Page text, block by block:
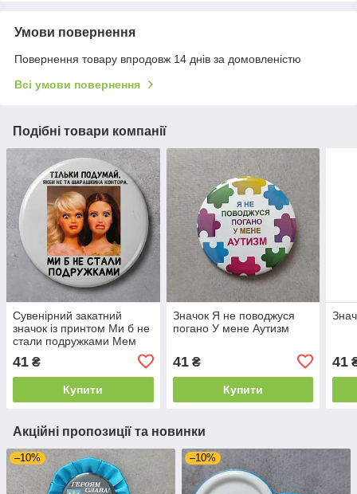
Умови повернення
Повернення товару впродовж 14 днів за домовленістю
Всі умови повернення
Подібні товари компанії
Сувенірний закатний
значок із принтом Ми б не
стали подружками Мем
41 ₴
Купити
Значок Я не поводжуся
погано У мене Аутизм
41₴
Купити
41
Акційні пропозиції та новинки
–10% –10%